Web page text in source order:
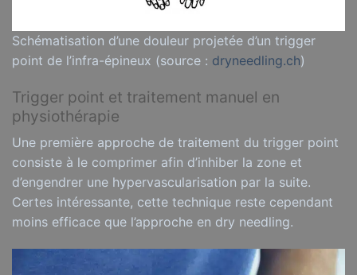
Schématisation d’une douleur projetée d’un trigger
point de l’infra-épineux (source : dryneedling.ch)
Trigger point et traitement manuel en
physiothérapie
Une première approche de traitement du trigger point
consiste à le comprimer afin d’inhiber la zone et
d’engendrer une hypervascularisation par la suite.
Certes intéressante, cette technique reste cependant
moins efficace que l’approche en dry needling.